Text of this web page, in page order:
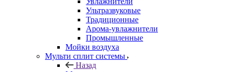
Ультразвуковые
Традиционные
Арома-увлажнители
Промышленные
Мойки воздуха
Мульти сплит системы
Назад